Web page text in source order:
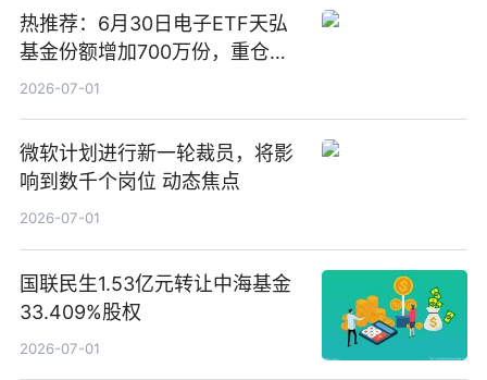
热推荐：6月30日电子ETF天弘
基金份额增加700万份，重仓股
立讯精密、寒武纪、工业富联
2026-07-01
微软计划进行新一轮裁员，将影
响到数千个岗位 动态焦点
2026-07-01
国联民生1.53亿元转让中海基金
33.409%股权
2026-07-01